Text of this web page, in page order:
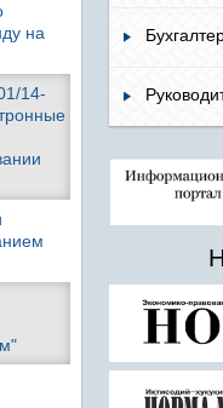
на
14-